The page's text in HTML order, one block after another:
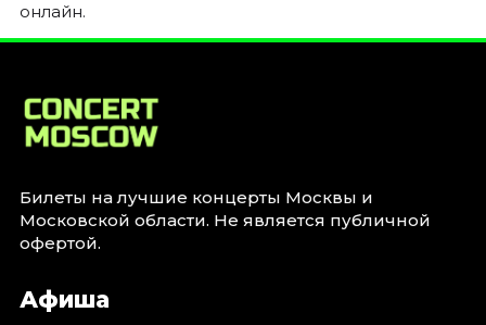
Экскурсии
Сентябрь 2026
Спорт
Август 2026
Октябрь 2026
онлайн.
Билеты на лучшие концерты Москвы и
Московской области. Не является публичной
офертой.
Афиша